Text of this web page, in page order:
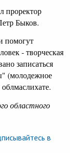
проректор
Быков.
помогут
- творческая
записаться
(молодежное
областного
в